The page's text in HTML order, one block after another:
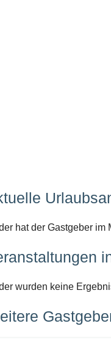
hat der Gastgeber
wurden keine